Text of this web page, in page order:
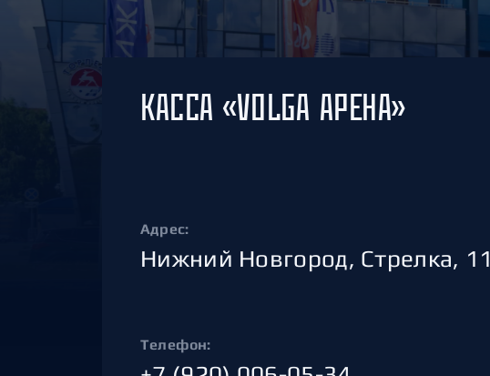
Северсталь
Шанхайские Драконы
Амур
КАССА «VOLGA АРЕНА»
Адрес:
Нижний Новгород, Стрелка, 11
Телефон: